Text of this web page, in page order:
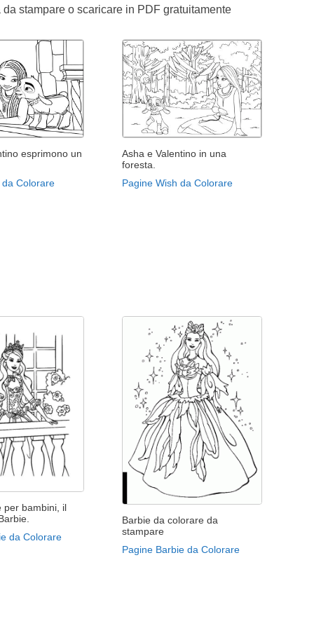
stampare o scaricare in PDF gratuitamente
esprimono un
da Colorare
Asha e Valentino in una
foresta.
Pagine Wish da Colorare
per bambini, il
da Colorare
Barbie da colorare da
stampare
Pagine Barbie da Colorare